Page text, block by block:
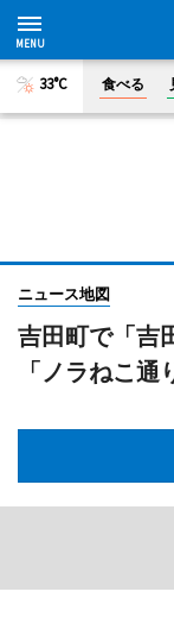
33°C 食べる
ニュース地図
吉田町で「吉
「ノラねこ